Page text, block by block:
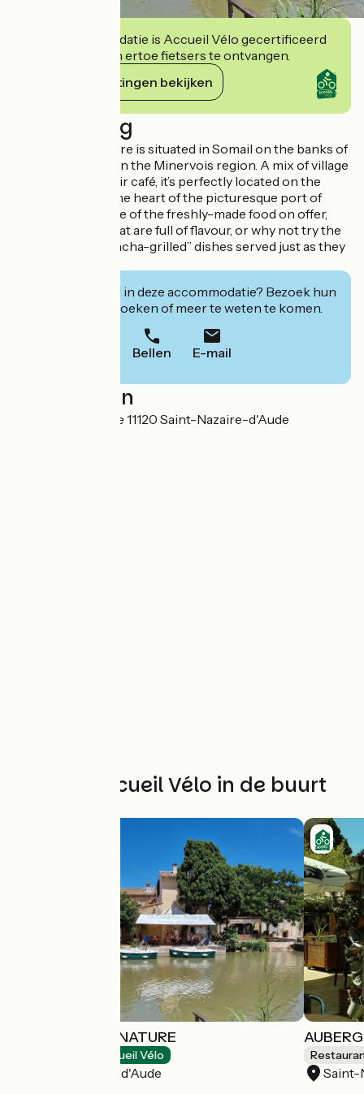
Deze accommodatie is Accueil Vélo gecertificeerd
en verbindt zich ertoe fietsers te ontvangen.
Haar verplichtingen bekijken
Beschrijving
Le Comptoir Nature is situated in Somail on the banks of
the Canal du Midi in the Minervois region. A mix of village
bistro and open-air café, it’s perfectly located on the
Canal du Midi, at the heart of the picturesque port of
Somail. Taste some of the freshly-made food on offer,
regional dishes that are full of flavour, or why not try the
very popular “plancha-grilled” dishes served just as they
Geïnteresseerd in deze accommodatie? Bezoek hun
website om te boeken of meer te weten te komen.
Bellen E-mail
Localisation
1 chemin de halage 11120 Saint-Nazaire-d'Aude
Andere Accueil Vélo in de buurt
LE COMPTOIR NATURE
Accueil Vélo
Saint-Nazaire-d'Aude Saint-